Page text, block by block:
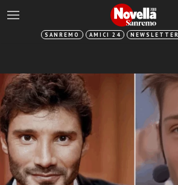
SANREMO AMICI 24 NEWSLETTER